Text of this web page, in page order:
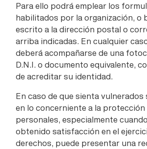
Para ello podrá emplear los
habilitados por la organización, o
escrito a la dirección postal o
arriba indicadas. En cualquier
deberá acompañarse de una
D.N.I. o documento equivalente,
de acreditar su identidad.
En caso de que sienta vulnerados
en lo concerniente a la
personales, especialmente
obtenido satisfacción en el
derechos, puede presentar una